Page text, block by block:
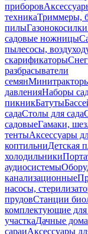
приборов
техникаТриммеры,
пилыГазонокосилки
садовые ножницы
пылесосы,
скарификаторы
разбрасыватели
семян
давленияНаборы
пикникБатуты
садаСтолы для сада
садовыеГамаки,
тентыАксессуары
коптильниДетская
холодильники
аудиосистемы
канализационные
насосы,
прудовСтанции
комплектующие для
участкаДачные дома
сараиАксессуары